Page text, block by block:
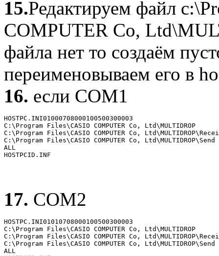
15.Редактируем файл
COMPUTER Co,
файла нет то создаём
переименовываем его в
16. если COM1
HOSTPC.INI01000708000100500300003
C:\Program Files\CASIO COMPUTER Co, Ltd\MULTIDROP
C:\Program Files\CASIO COMPUTER Co,
C:\Program Files\CASIO COMPUTER Co, Ltd\MULTIDROP\Send
ALL
HOSTPCID.INF
17. COM2
HOSTPC.INI01010708000100500300003
C:\Program Files\CASIO COMPUTER Co, Ltd\MULTIDROP
C:\Program Files\CASIO COMPUTER Co,
C:\Program Files\CASIO COMPUTER Co, Ltd\MULTIDROP\Send
ALL